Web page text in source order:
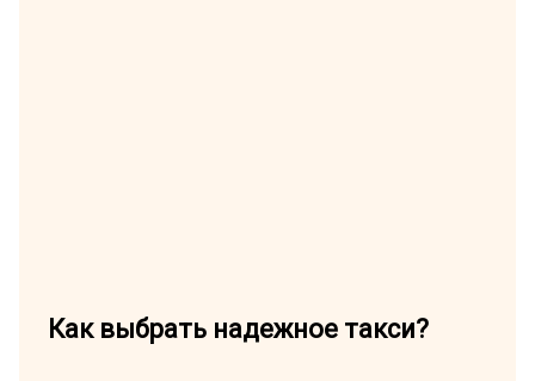
Как выбрать надежное такси?